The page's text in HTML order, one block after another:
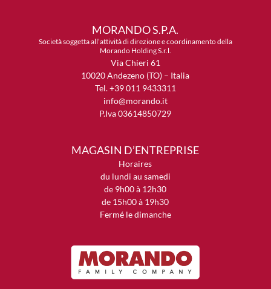
MORANDO S.P.A.
Società soggetta all’attività di direzione e coordinamento della
Morando Holding S.r.l.
Via Chieri 61
10020 Andezeno (TO) – Italia
Tel. +39 011 9433311
info@morando.it
P.Iva 03614850729
MAGASIN D’ENTREPRISE
Horaires
du lundi au samedi
de 9h00 à 12h30
de 15h00 à 19h30
Fermé le dimanche